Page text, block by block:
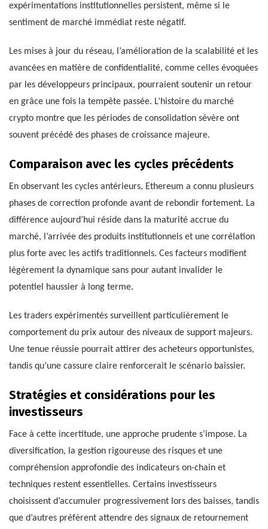
expérimentations institutionnelles persistent, même si le
sentiment de marché immédiat reste négatif.
Les mises à jour du réseau, l’amélioration de la scalabilité et les
avancées en matière de confidentialité, comme celles évoquées
par les développeurs principaux, pourraient soutenir un retour
en grâce une fois la tempête passée. L’histoire du marché
crypto montre que les périodes de consolidation sévère ont
souvent précédé des phases de croissance majeure.
Comparaison avec les cycles précédents
En observant les cycles antérieurs, Ethereum a connu plusieurs
phases de correction profonde avant de rebondir fortement. La
différence aujourd’hui réside dans la maturité accrue du
marché, l’arrivée des produits institutionnels et une corrélation
plus forte avec les actifs traditionnels. Ces facteurs modifient
légèrement la dynamique sans pour autant invalider le
potentiel haussier à long terme.
Les traders expérimentés surveillent particulièrement le
comportement du prix autour des niveaux de support majeurs.
Une tenue réussie pourrait attirer des acheteurs opportunistes,
tandis qu’une cassure claire renforcerait le scénario baissier.
Stratégies et considérations pour les
investisseurs
Face à cette incertitude, une approche prudente s’impose. La
diversification, la gestion rigoureuse des risques et une
compréhension approfondie des indicateurs on-chain et
techniques restent essentielles. Certains investisseurs
choisissent d’accumuler progressivement lors des baisses, tandis
que d’autres préfèrent attendre des signaux de retournement